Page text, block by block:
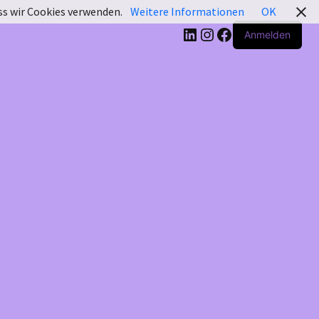
LinkedIn
Instagram
Facebook
Anmelden
wir Cookies verwenden. Weitere Informationen OK